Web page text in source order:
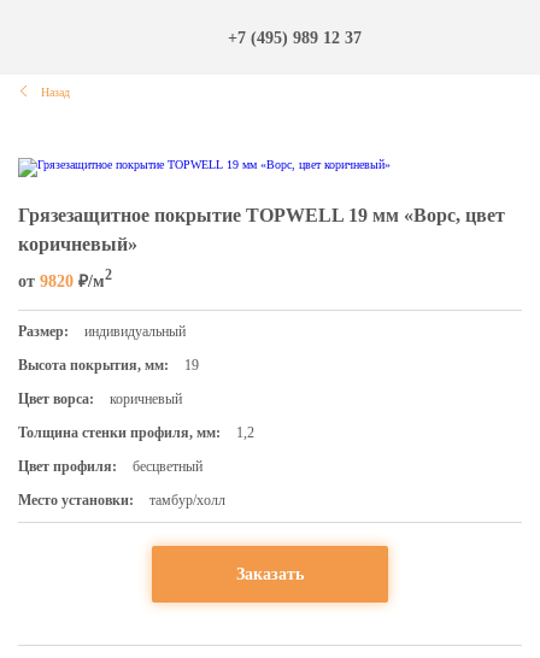
+7 (495) 989 12 37
Назад
Грязезащитное покрытие TOPWELL 19 мм «Ворс, цвет
коричневый»
от 9820 ₽/м2
Размер:
индивидуальный
Высота покрытия, мм:
19
Цвет ворса:
коричневый
Толщина стенки профиля, мм:
1,2
Цвет профиля:
бесцветный
Место установки:
тамбур/холл
Заказать